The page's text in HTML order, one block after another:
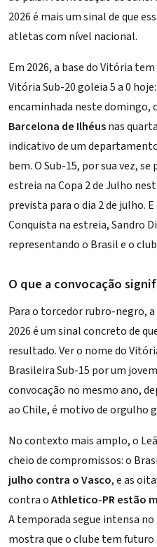
2026 é mais um sinal de que
atletas com nível nacional.
Em 2026, a base do Vitória
Vitória Sub-20 goleia 5 a 0
encaminhada neste domingo,
Barcelona de Ilhéusnas
indicativo de um
bem. O Sub-15, por sua vez, se
estreia na Copa 2 de Julho
prevista para o dia 2 de julho.
Conquista na estreia, Sandro
representando o Brasil e o
O que a convocação
Para o torcedor rubro-negro,
2026 é um sinal concreto de
resultado. Ver o nome do
Brasileira Sub-15 por um
convocação no mesmo ano,
ao Chile, é motivo de orgulho
No contexto mais amplo, o
cheio de compromissos: o
julho contra o Vasco, e as
contra oAthletico-PR estão
A temporada segue intensa
mostra que o clube tem futuro